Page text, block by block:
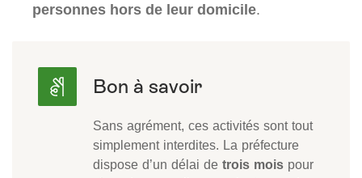
personnes hors de leur domicile.
Sans agrément, ces activités sont tout
simplement interdites. La préfecture
dispose d’un délai de trois mois pour